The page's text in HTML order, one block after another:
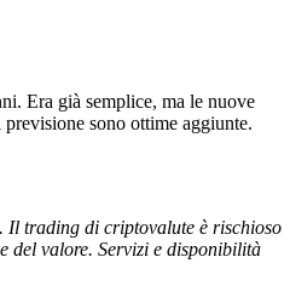
Era già semplice, ma le nuove
sono ottime aggiunte.
Il trading di criptovalute è rischioso
del valore. Servizi e disponibilità